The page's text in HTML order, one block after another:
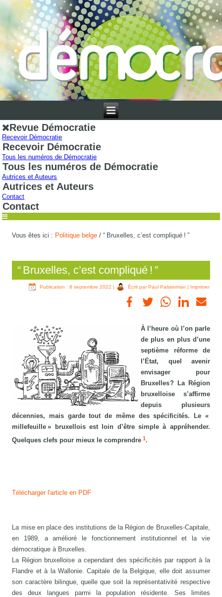
Revue Démocratie
Recevoir Démocratie
Recevoir Démocratie
Tous les numéros de Démocratie
Tous les numéros de Démocratie
Autrices et Auteurs
Autrices et Auteurs
Contact
Contact
Vous êtes ici : Politique belge /“ Bruxelles, c’est compliqué ! ”
“ Bruxelles, c’est compliqué ! ”
Publication : 8 septembre 2022 | Écrit par Paul Palsterman | Imprimer
À l’heure où l’on parle
de plus en plus d’une
septième réforme de
l’État, quel avenir
envisager pour
Bruxelles ? La Région
bruxelloise s’affirme
depuis plusieurs
décennies, mais garde tout de même des spécificités. Le «
millefeuille » bruxellois est loin d’être simple à appréhender.
Quelques clefs pour mieux le comprendre1.
Télécharger l'article en PDF
La mise en place des institutions de la Région de Bruxelles-Capitale,
en 1989, a amélioré le fonctionnement institutionnel et la vie
démocratique à Bruxelles.
La Région bruxelloise a cependant des spécificités par rapport à la
Flandre et à la Wallonie. Capitale de la Belgique, elle doit assumer
son caractère bilingue, quelle que soit la représentativité respective
des deux langues parmi la population résidente. Ses limites